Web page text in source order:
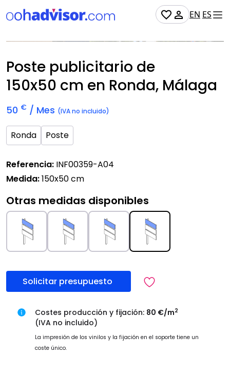
EN ES
Poste publicitario de
150x50 cm en Ronda, Málaga
50 € / Mes (IVA no incluido)
Ronda Poste
Referencia: INF00359-A04
Medida:150x50 cm
Otras medidas disponibles
Solicitar presupuesto
Costes producción y fijación: 80 €/m2
(IVA no incluido)
La impresión de los vinilos y la fijación en el soporte tiene un
coste único.